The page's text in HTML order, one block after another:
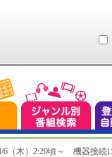
6（木）2:20頃～ 機器接続